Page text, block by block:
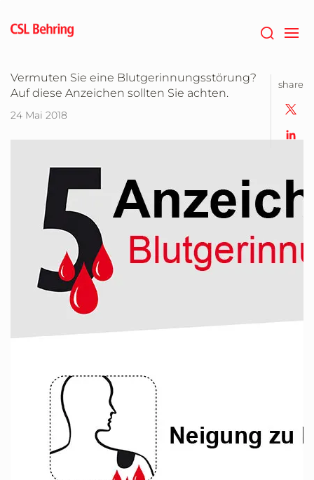
Hauptinhalt
springen
Vermuten Sie eine Blutgerinnungsstörung?
Auf diese Anzeichen sollten Sie achten.
24 Mai 2018
share